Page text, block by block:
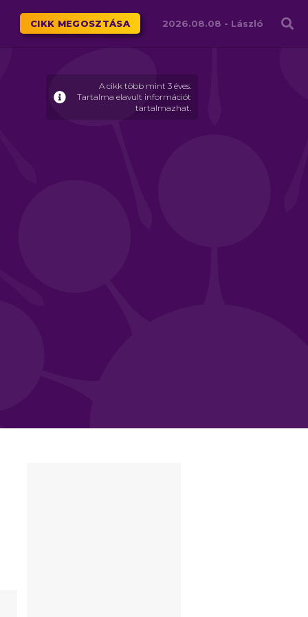
Családháló
CIKK MEGOSZTÁSA 2026.08.08 - László
A cikk több mint 3 éves.
Tartalma elavult információt
tartalmazhat.